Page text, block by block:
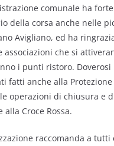
comunale ha
della corsa anche nelle
Avigliano, ed ha
associazioni che si
i punti ristoro.
fatti anche alla Protezione
operazioni di chiusura e
alla Croce Rossa.
raccomanda a